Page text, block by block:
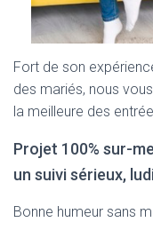
Fort de son
des mariés, nous
la meilleure des
Projet 100% sur-
un suivi sérieux,
Bonne humeur sans